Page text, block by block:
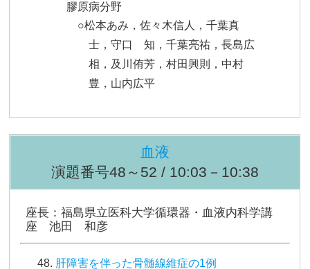
膠原病分野
○松本あみ，佐々木信人，千葉真
士，守口 知，千葉亮祐，長島広
相，及川侑芳，村田興則，中村
豊，山内広平
血液
演題番号48～52 / 10:03－10:38
座長：福島県立医科大学循環器・血液内科学講
座 池田 和彦
肝障害を伴った骨髄線維症の1例